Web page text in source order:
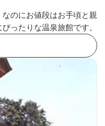
のにお値段はお手頃と親
ったりな温泉旅館です。